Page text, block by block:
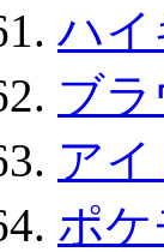
ハイ
ブ
ア
ポケ